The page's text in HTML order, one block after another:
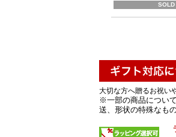
SOLD
大切な方へ贈るお祝い
※一部の商品につい
送、形状の特殊なも